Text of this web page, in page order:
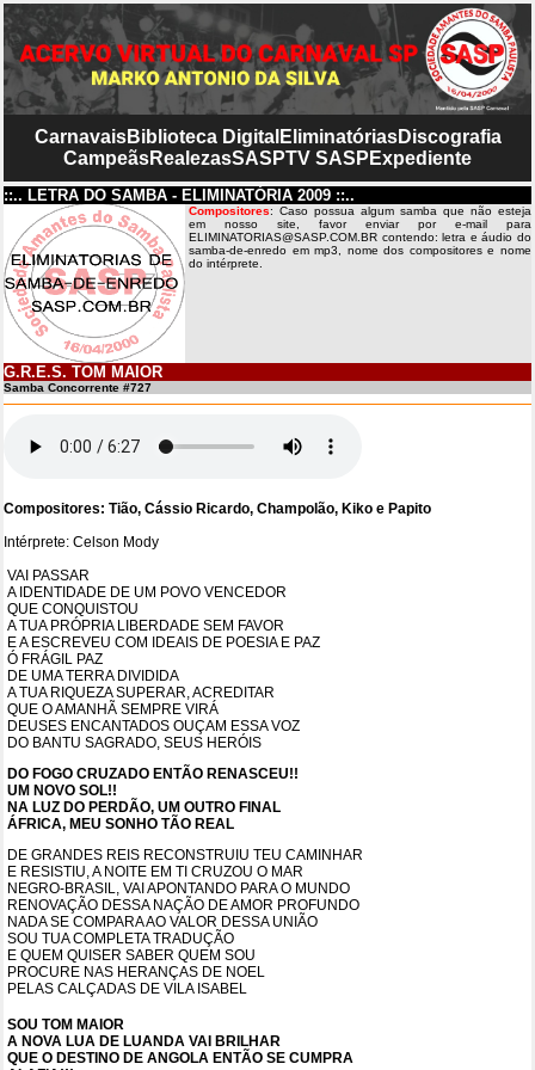
CarnavaisBiblioteca Digital EliminatóriasDiscografia
CampeãsRealezasSASPTV SASP Expediente
::.. LETRA DO SAMBA - ELIMINATÓRIA 2009 ::..
Compositores: Caso possua algum samba que não esteja
em nosso site, favor enviar por e-mail para
ELIMINATORIAS@SASP.COM.BR contendo: letra e áudio do
samba-de-enredo em mp3, nome dos compositores e nome
do intérprete.
G.R.E.S. TOM MAIOR
Samba Concorrente #727
Compositores: Tião, Cássio Ricardo, Champolão, Kiko e Papito
Intérprete: Celson Mody
VAI PASSAR
A IDENTIDADE DE UM POVO VENCEDOR
QUE CONQUISTOU
A TUA PRÓPRIA LIBERDADE SEM FAVOR
E A ESCREVEU COM IDEAIS DE POESIA E PAZ
Ó FRÁGIL PAZ
DE UMA TERRA DIVIDIDA
A TUA RIQUEZA SUPERAR, ACREDITAR
QUE O AMANHÃ SEMPRE VIRÁ
DEUSES ENCANTADOS OUÇAM ESSA VOZ
DO BANTU SAGRADO, SEUS HERÓIS
DO FOGO CRUZADO ENTÃO RENASCEU!!
UM NOVO SOL!!
NA LUZ DO PERDÃO, UM OUTRO FINAL
ÁFRICA, MEU SONHO TÃO REAL
DE GRANDES REIS RECONSTRUIU TEU CAMINHAR
E RESISTIU, A NOITE EM TI CRUZOU O MAR
NEGRO-BRASIL, VAI APONTANDO PARA O MUNDO
RENOVAÇÃO DESSA NAÇÃO DE AMOR PROFUNDO
NADA SE COMPARA AO VALOR DESSA UNIÃO
SOU TUA COMPLETA TRADUÇÃO
E QUEM QUISER SABER QUEM SOU
PROCURE NAS HERANÇAS DE NOEL
PELAS CALÇADAS DE VILA ISABEL
SOU TOM MAIOR
A NOVA LUA DE LUANDA VAI BRILHAR
QUE O DESTINO DE ANGOLA ENTÃO SE CUMPRA